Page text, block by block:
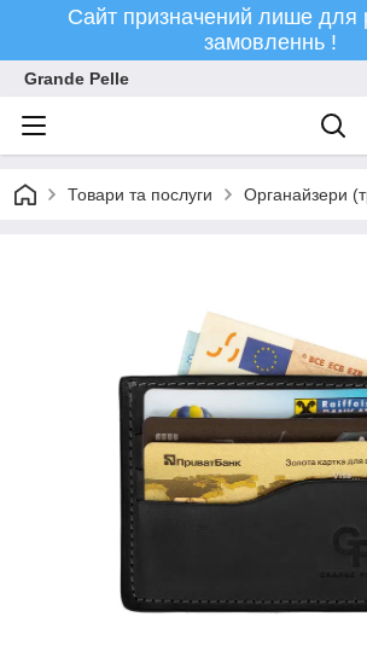
Сайт призначений лише для
замовленнь !
Grande Pelle
Товари та послуги Органайзери